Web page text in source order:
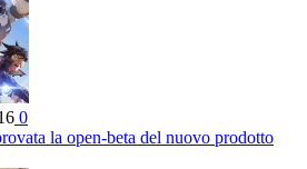
0
la open-beta del nuovo prodotto